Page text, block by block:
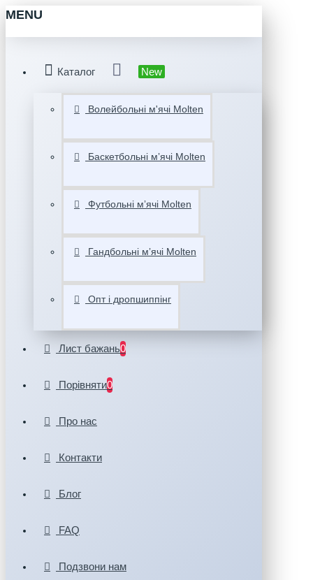
MENU
Каталог New
Волейбольні м'ячі Molten
Баскетбольні мʼячі Molten
Футбольні мʼячі Molten
Гандбольні мʼячі Molten
Опт і дропшиппінг
Лист бажань0
Порівняти0
Про нас
Контакти
Блог
FAQ
Подзвони нам